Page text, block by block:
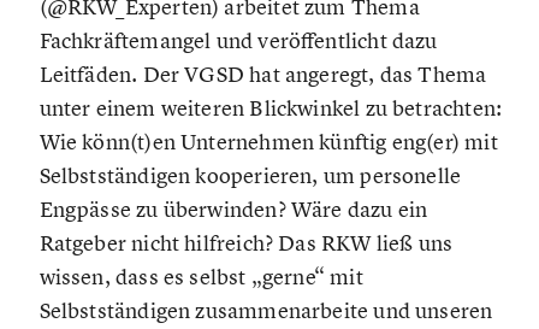
(@RKW_Experten) arbeitet zum Thema
Fachkräftemangel und veröffentlicht dazu
Leitfäden. Der VGSD hat angeregt, das Thema
unter einem weiteren Blickwinkel zu betrachten:
Wie könn(t)en Unternehmen künftig eng(er) mit
Selbstständigen kooperieren, um personelle
Engpässe zu überwinden? Wäre dazu ein
Ratgeber nicht hilfreich? Das RKW ließ uns
wissen, dass es selbst „gerne“ mit
Selbstständigen zusammenarbeite und unseren